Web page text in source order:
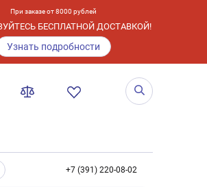
При заказе от 8000 рублей
БЕСПЛАТНОЙ ДОСТАВКОЙ!
Узнать подробности
+7 (391) 220-08-02